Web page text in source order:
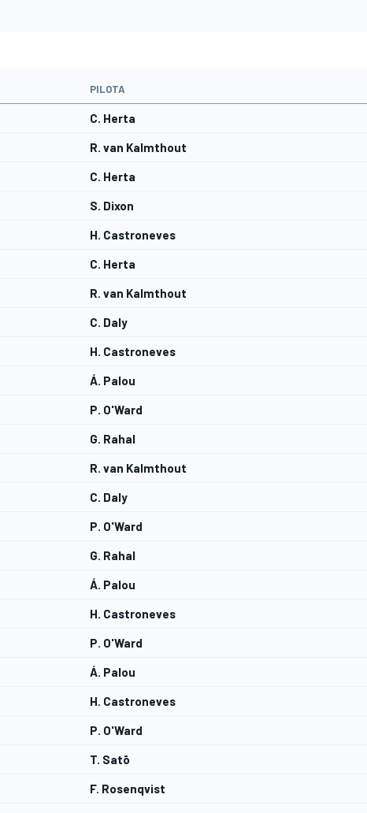
PILOTA
C. Herta
R. van Kalmthout
C. Herta
S. Dixon
H. Castroneves
C. Herta
R. van Kalmthout
C. Daly
H. Castroneves
Á. Palou
P. O'Ward
G. Rahal
R. van Kalmthout
C. Daly
P. O'Ward
G. Rahal
Á. Palou
H. Castroneves
P. O'Ward
Á. Palou
H. Castroneves
P. O'Ward
T. Satō
F. Rosenqvist